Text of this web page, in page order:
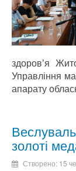
здоровʼя
Управління
апарату
золоті
Створено: 15